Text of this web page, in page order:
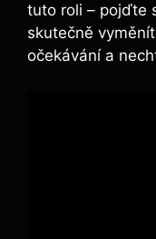
tuto roli – pojďte
skutečně
očekávání a